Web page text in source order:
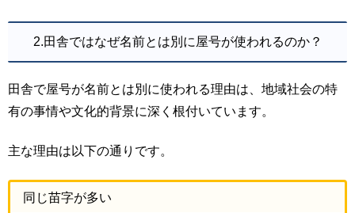
2.田舎ではなぜ名前とは別に屋号が使われるのか？
田舎で屋号が名前とは別に使われる理由は、地域社会の特
有の事情や文化的背景に深く根付いています。
主な理由は以下の通りです。
同じ苗字が多い